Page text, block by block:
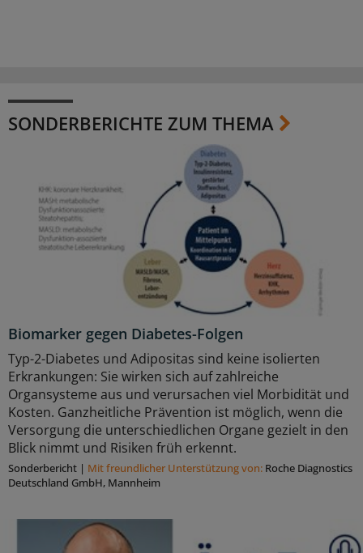
SONDERBERICHTE ZUM THEMA
Biomarker gegen Diabetes-Folgen
Typ-2-Diabetes und Adipositas sind keine isolierten
Erkrankungen: Sie wirken sich auf zahlreiche
Organsysteme aus und verursachen viel Morbidität und
Kosten. Ganzheitliche Prävention ist möglich, wenn die
Versorgung die unterschiedlichen Organe gezielt in den
Blick nimmt und Risiken früh erkennt.
Sonderbericht | Mit freundlicher Unterstützung von: Roche Diagnostics
Deutschland GmbH, Mannheim